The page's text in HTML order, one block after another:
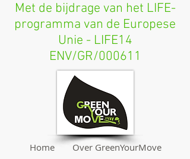
Home
Over GreenYourMove
Met de bijdrage van het LIFE-
programma van de Europese
Unie - LIFE14
ENV/GR/000611